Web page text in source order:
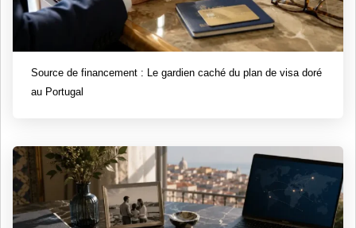
Source de financement : Le gardien caché du plan de visa doré
au Portugal